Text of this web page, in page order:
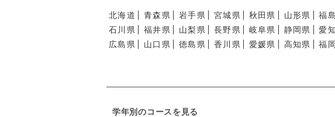
北海道 青森県 岩手県 宮城県 秋田県 山形県 福
石川県
福井県 山梨県 長野県 岐阜県 静岡県 愛
広島県
山口県 徳島県 香川県 愛媛県 高知県 福
学年別のコースを見る